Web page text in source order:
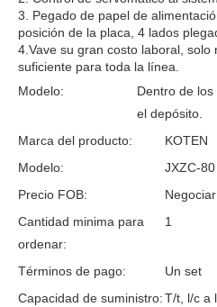
3. Pegado de papel de
posición de la placa, 4 lados
4.Vave su gran costo laboral,
suficiente para toda la línea.
Modelo:
Dentro de
el depósito.
Marca del producto:
KOTEN
Modelo:
JXZC-80
Precio FOB:
Negociar
Cantidad minima para
ordenar:
1
Términos de pago:
Un set
Capacidad de suministro:T/t, l/c a